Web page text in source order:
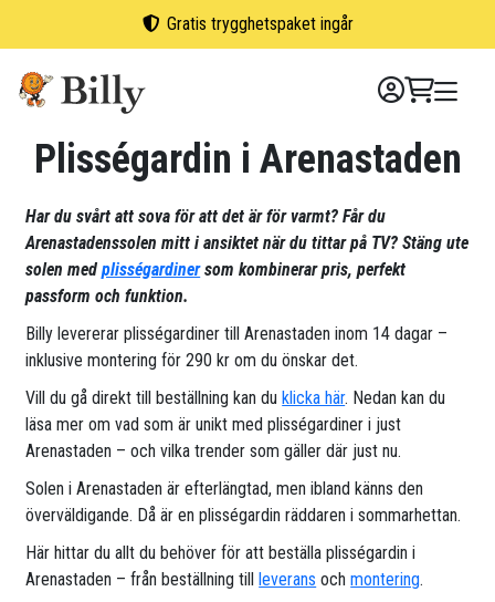
Gratis trygghetspaket ingår
Plisségardin i Arenastaden
Har du svårt att sova för att det är för varmt? Får du
Arenastadenssolen mitt i ansiktet när du tittar på TV? Stäng ute
solen medplisségardinersom kombinerar pris, perfekt
passform och funktion.
Billy levererar plisségardiner till Arenastaden inom 14 dagar –
inklusive montering för 290 kr om du önskar det.
Vill du gå direkt till beställning kan duklicka här. Nedan kan du
läsa mer om vad som är unikt med plisségardiner i just
Arenastaden – och vilka trender som gäller där just nu.
Solen i Arenastaden är efterlängtad, men ibland känns den
överväldigande. Då är en plisségardin räddaren i sommarhettan.
Här hittar du allt du behöver för att beställa plisségardin i
Arenastaden – från beställning tillleverans ochmontering.